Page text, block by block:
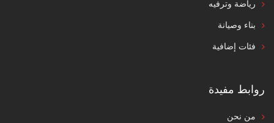
رياضة وترفيه
بناء وصيانة
فئات إضافية
روابط مفيدة
من نحن